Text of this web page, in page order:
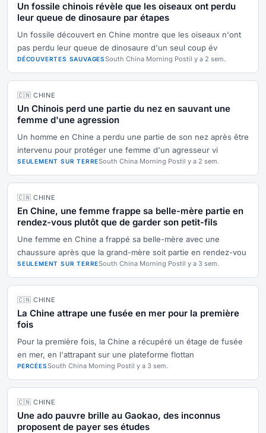
Un fossile chinois révèle que les oiseaux ont perdu
leur queue de dinosaure par étapes
Un fossile découvert en Chine montre que les oiseaux n'ont
pas perdu leur queue de dinosaure d'un seul coup év
DÉCOUVERTES SAUVAGESSouth China Morning Postil y a 2 sem.
🇨🇳 CHINE
Un Chinois perd une partie du nez en sauvant une
femme d'une agression
Un homme en Chine a perdu une partie de son nez après être
intervenu pour protéger une femme d'un agresseur vi
SEULEMENT SUR TERRESouth China Morning Postil y a 2 sem.
🇨🇳 CHINE
En Chine, une femme frappe sa belle-mère partie en
rendez-vous plutôt que de garder son petit-fils
Une femme en Chine a frappé sa belle-mère avec une
chaussure après que la grand-mère soit partie en rendez-vou
SEULEMENT SUR TERRESouth China Morning Postil y a 3 sem.
🇨🇳 CHINE
La Chine attrape une fusée en mer pour la première
fois
Pour la première fois, la Chine a récupéré un étage de fusée
en mer, en l'attrapant sur une plateforme flottan
PERCÉESSouth China Morning Postil y a 3 sem.
🇨🇳 CHINE
Une ado pauvre brille au Gaokao, des inconnus
proposent de payer ses études